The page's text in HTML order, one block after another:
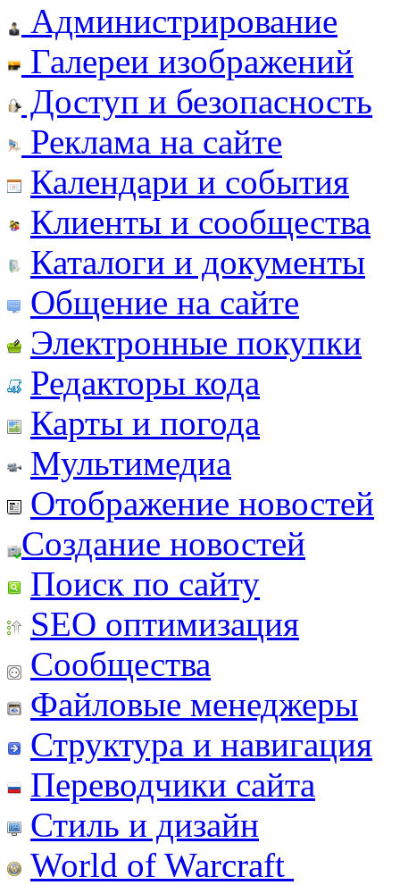
Администрирование
Галереи изображений
Доступ и безопасность
Реклама на сайте
Календари и события
Клиенты и сообщества
Каталоги и документы
Общение на сайте
Электронные покупки
Редакторы кода
Карты и погода
Мультимедиа
Отображение новостей
Создание новостей
Поиск по сайту
SEO оптимизация
Сообщества
Файловые менеджеры
Структура и навигация
Переводчики сайта
Стиль и дизайн
World of Warcraft